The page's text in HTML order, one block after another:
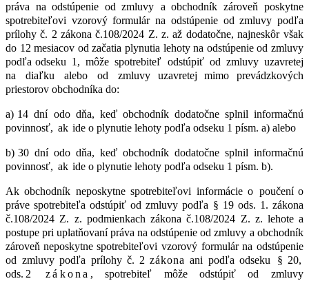
práva na odstúpenie od zmluvy a obchodník zároveň poskytne
spotrebiteľovi vzorový formulár na odstúpenie od zmluvy podľa
prílohy č. 2 zákona č.108/2024 Z. z. až dodatočne, najneskôr však
do 12 mesiacov od začatia plynutia lehoty na odstúpenie od zmluvy
podľa odseku 1, môže spotrebiteľ odstúpiť od zmluvy uzavretej
na
diaľku alebo od
zmluvy uzavretej mimo prevádzkových
priestorov obchodníka do:
a) 14 dní odo dňa, keď obchodník dodatočne splnil informačnú
povinnosť, ak ide o plynutie lehoty podľa odseku 1 písm. a) alebo
b) 30 dní odo dňa, keď obchodník dodatočne splnil informačnú
povinnosť, ak ide o plynutie lehoty podľa odseku 1 písm. b).
Ak obchodník neposkytne spotrebiteľovi informácieo poučení o
práve spotrebiteľa odstúpiť od zmluvy podľa § 19 ods. 1. zákona
č.108/2024 Z. z. podmienkach zákona č.108/2024 Z. z. lehote a
postupe pri uplatňovaní práva na odstúpenie od zmluvy a obchodník
zároveň neposkytne spotrebiteľovi vzorový formulár na odstúpenie
od zmluvy podľa prílohy č. 2 zákonaani podľa odseku § 20,
ods.2 zákona , spotrebiteľ môže odstúpiť od
zmluvy